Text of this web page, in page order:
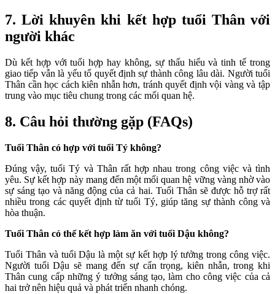
7. Lời khuyên khi kết hợp tuổi Thân với
người khác
Dù kết hợp với tuổi hợp hay không, sự thấu hiểu và tinh tế trong
giao tiếp vẫn là yếu tố quyết định sự thành công lâu dài. Người tuổi
Thân cần học cách kiên nhẫn hơn, tránh quyết định vội vàng và tập
trung vào mục tiêu chung trong các mối quan hệ.
8. Câu hỏi thường gặp (FAQs)
Tuổi Thân có hợp với tuổi Tý không?
Đúng vậy, tuổi Tý và Thân rất hợp nhau trong công việc và tình
yêu. Sự kết hợp này mang đến một mối quan hệ vững vàng nhờ vào
sự sáng tạo và năng động của cả hai. Tuổi Thân sẽ được hỗ trợ rất
nhiều trong các quyết định từ tuổi Tý, giúp tăng sự thành công và
hòa thuận.
Tuổi Thân có thể kết hợp làm ăn với tuổi Dậu không?
Tuổi Thân và tuổi Dậu là một sự kết hợp lý tưởng trong công việc.
Người tuổi Dậu sẽ mang đến sự cẩn trọng, kiên nhẫn, trong khi
Thân cung cấp những ý tưởng sáng tạo, làm cho công việc của cả
hai trở nên hiệu quả và phát triển nhanh chóng.